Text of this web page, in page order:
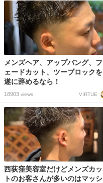
メンズヘア、アップバング、フ
ェードカット、ツーブロックを
遂に辞めるなら！
18903 views VIRTUE
西荻窪美容室だけどメンズカッ
トのお客さんが多いのはマッシ